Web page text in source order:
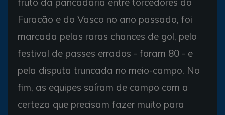
Furacão e do Vasco no ano passado, foi
marcada pelas raras chances de gol, pelo
festival de passes errados - foram 80 - e
pela disputa truncada no meio-campo. No
fim, as equipes saíram de campo com a
certeza que precisam fazer muito para